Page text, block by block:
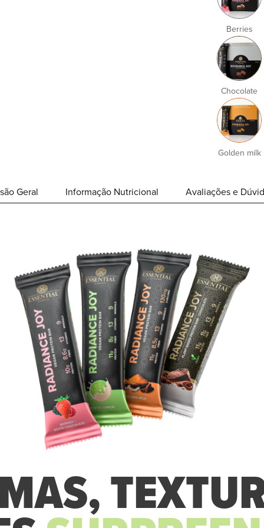
Berries
Chocolate
Golden milk
Geral Informação Nutricional Avaliações e